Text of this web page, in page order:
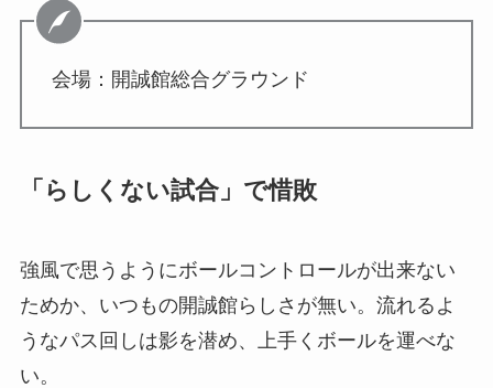
会場：開誠館総合グラウンド
「らしくない試合」で惜敗
強風で思うようにボールコントロールが出来ない
ためか、いつもの開誠館らしさが無い。流れるよ
うなパス回しは影を潜め、上手くボールを運べな
い。